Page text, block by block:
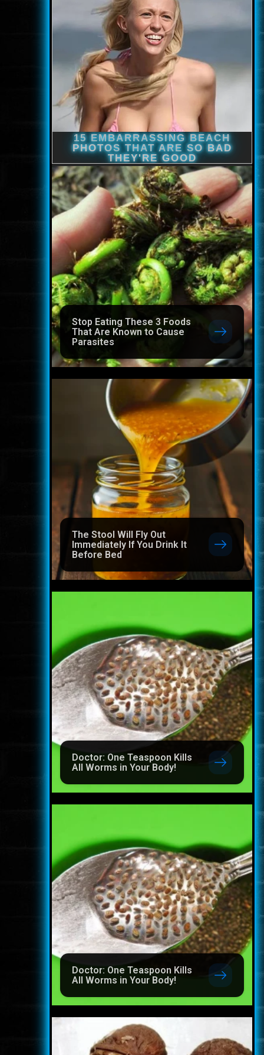
Stop Eating These 3 Foods
That Are Known to Cause
Parasites
The Stool Will Fly Out
Immediately If You Drink It
Before Bed
Doctor: One Teaspoon Kills
All Worms in Your Body!
Doctor: One Teaspoon Kills
All Worms in Your Body!